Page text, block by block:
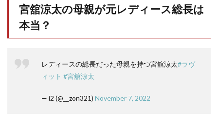
宮舘涼太の母親が元レディース総長は
本当？
レディースの総長だった母親を持つ宮舘涼太#ラヴ
ィット #宮舘涼太
— i2 (@__zon321) November 7, 2022